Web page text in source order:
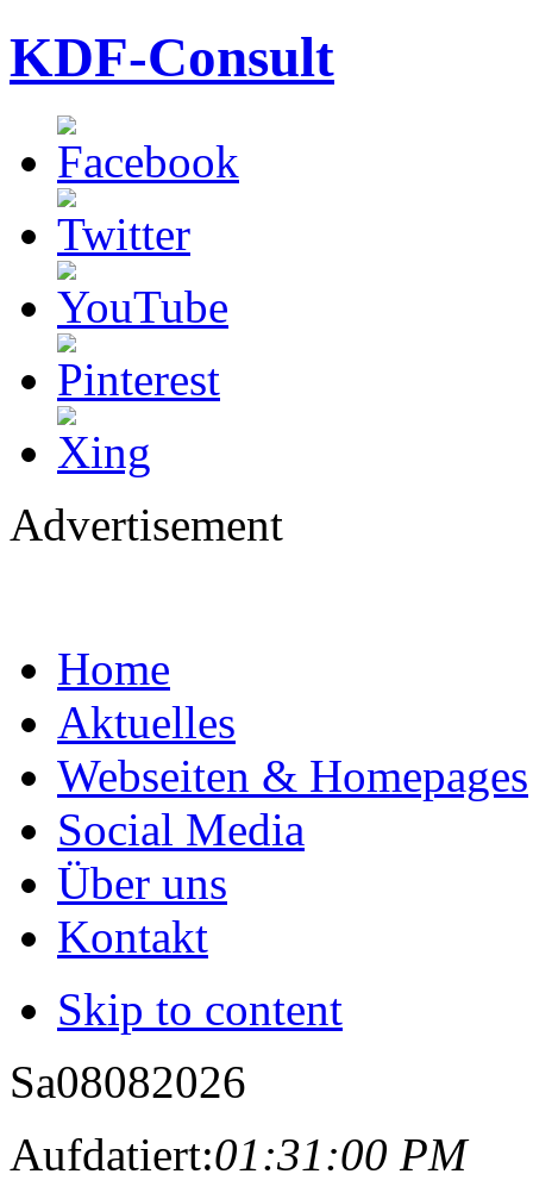
KDF-Consult
Advertisement
Home
Aktuelles
Webseiten & Homepages
Social Media
Über uns
Kontakt
Skip to content
Sa08082026
Aufdatiert:01:31:00 PM